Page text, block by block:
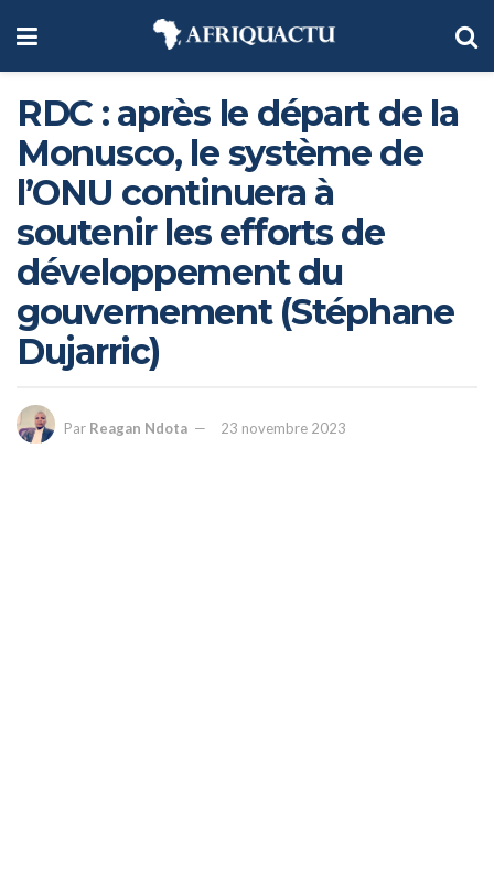
RDC : après le départ de la
Monusco, le système de
l’ONU continuera à
soutenir les efforts de
développement du
gouvernement (Stéphane
Dujarric)
Par Reagan Ndota 23 novembre 2023